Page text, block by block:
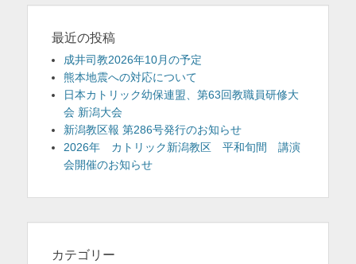
最近の投稿
成井司教2026年10月の予定
熊本地震への対応について
日本カトリック幼保連盟、第63回教職員研修大
会 新潟大会
新潟教区報 第286号発行のお知らせ
2026年 カトリック新潟教区 平和旬間 講演
会開催のお知らせ
カテゴリー